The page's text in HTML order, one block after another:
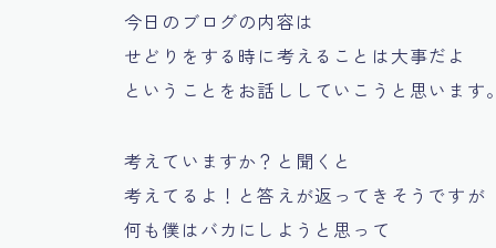
今日のブログの内容は
せどりをする時に考えることは大事だよ
ということをお話ししていこうと思います
考えていますか？ と聞くと
考えてるよ！ と答えが返ってきそうですが
何も僕はバカにしようと思って